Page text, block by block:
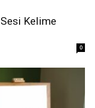
Kelime
0